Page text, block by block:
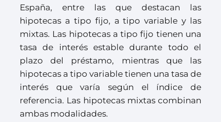
España, entre las que destacan las
hipotecas a tipo fijo, a tipo variable y las
mixtas. Las hipotecas a tipo fijo tienen una
tasa de interés estable durante todo el
plazo del préstamo, mientras que las
hipotecas a tipo variable tienen una tasa de
interés que varía según el índice de
referencia. Las hipotecas mixtas combinan
ambas modalidades.